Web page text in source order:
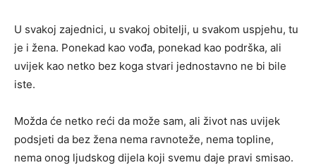
U svakoj zajednici, u svakoj obitelji, u svakom uspjehu, tu
je i žena. Ponekad kao vođa, ponekad kao podrška, ali
uvijek kao netko bez koga stvari jednostavno ne bi bile
iste.
Možda će netko reći da može sam, ali život nas uvijek
podsjeti da bez žena nema ravnoteže, nema topline,
nema onog ljudskog dijela koji svemu daje pravi smisao.